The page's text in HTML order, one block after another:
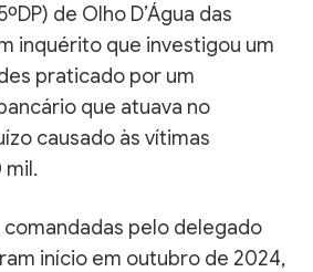
de Olho D’Água das
inquérito que investigou um
praticado por um
que atuava no
causado às vítimas
mil.
pelo delegado
início em outubro de 2024,